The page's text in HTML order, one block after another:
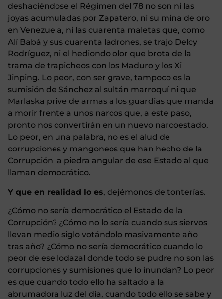
deshaciéndose el Régimen del 78 no son ni las
joyas acumuladas por Zapatero, ni su mina de oro
en Venezuela, ni las cuarenta maletas que, como
Alí Babá y sus cuarenta ladrones, se trajo Delcy
Rodríguez, ni el hediondo olor que brota de la
trama de trapicheos con los Maduro y los Xi
Jinping. Lo peor, con ser grave, tampoco es la
sumisión de Sánchez al sultán marroquí ni que
Marlaska prive de armas a los guardias que manda
a morir frente a unos narcos que, a este paso,
pronto nos convertirán en un nuevo narcoestado.
Lo peor, en una palabra, no es el alud de
corrupciones y mangoneos que han hecho de la
Corrupción la piedra angular de ese Estado al que
llaman democrático.
Y que en realidad lo es, dejémonos de tonterías.
¿Cómo no sería democrático el Estado de la
Corrupción? ¿Cómo no lo sería cuando sus siervos
llevan medio siglo votándolo masivamente año
tras año? ¿Cómo no sería democrático cuando lo
peor de ese lodazal donde todo se pudre no son las
corrupciones y sumisiones que lo inundan? Lo peor
es que cuando todo ello ha saltado a la
abrumadora luz del día, cuando todo ello se sabe y